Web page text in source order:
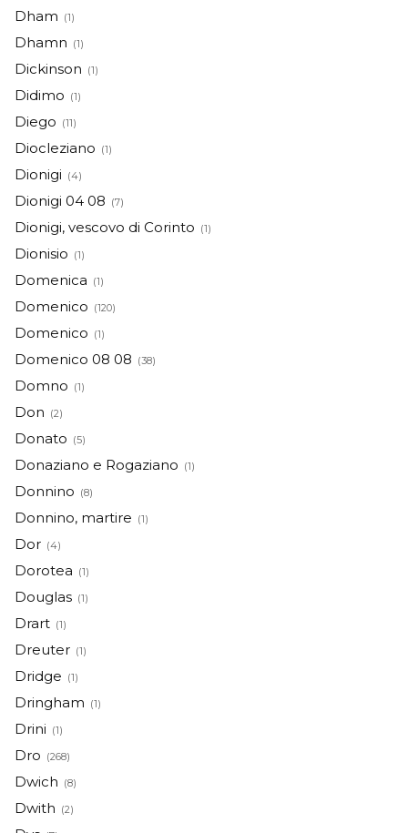
Dham (1)
Dhamn (1)
Dickinson (1)
Didimo (1)
Diego (11)
Diocleziano (1)
Dionigi (4)
Dionigi 04 08 (7)
Dionigi, vescovo di Corinto (1)
Dionisio (1)
Domenica (1)
Domenico (120)
Domenico (1)
Domenico 08 08 (38)
Domno (1)
Don (2)
Donato (5)
Donaziano e Rogaziano (1)
Donnino (8)
Donnino, martire (1)
Dor (4)
Dorotea (1)
Douglas (1)
Drart (1)
Dreuter (1)
Dridge (1)
Dringham (1)
Drini (1)
Dro (268)
Dwich (8)
Dwith (2)